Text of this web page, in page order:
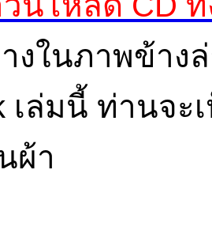
งในภาพข้าง
เล่มนี้ ท่านจะ
ผ้า